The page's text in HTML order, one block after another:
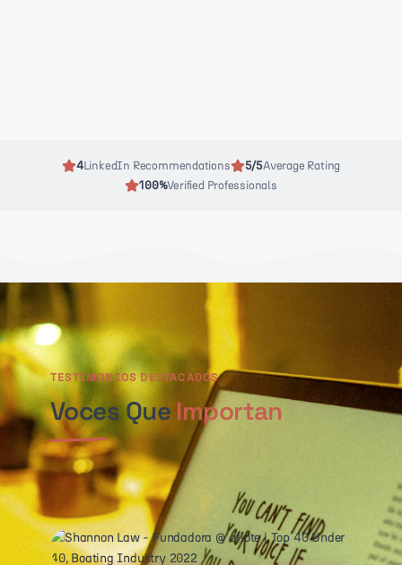
4LinkedIn Recommendations 5/5Average Rating
100%Verified Professionals
TESTIMONIOS DESTACADOS
Voces Que Importan